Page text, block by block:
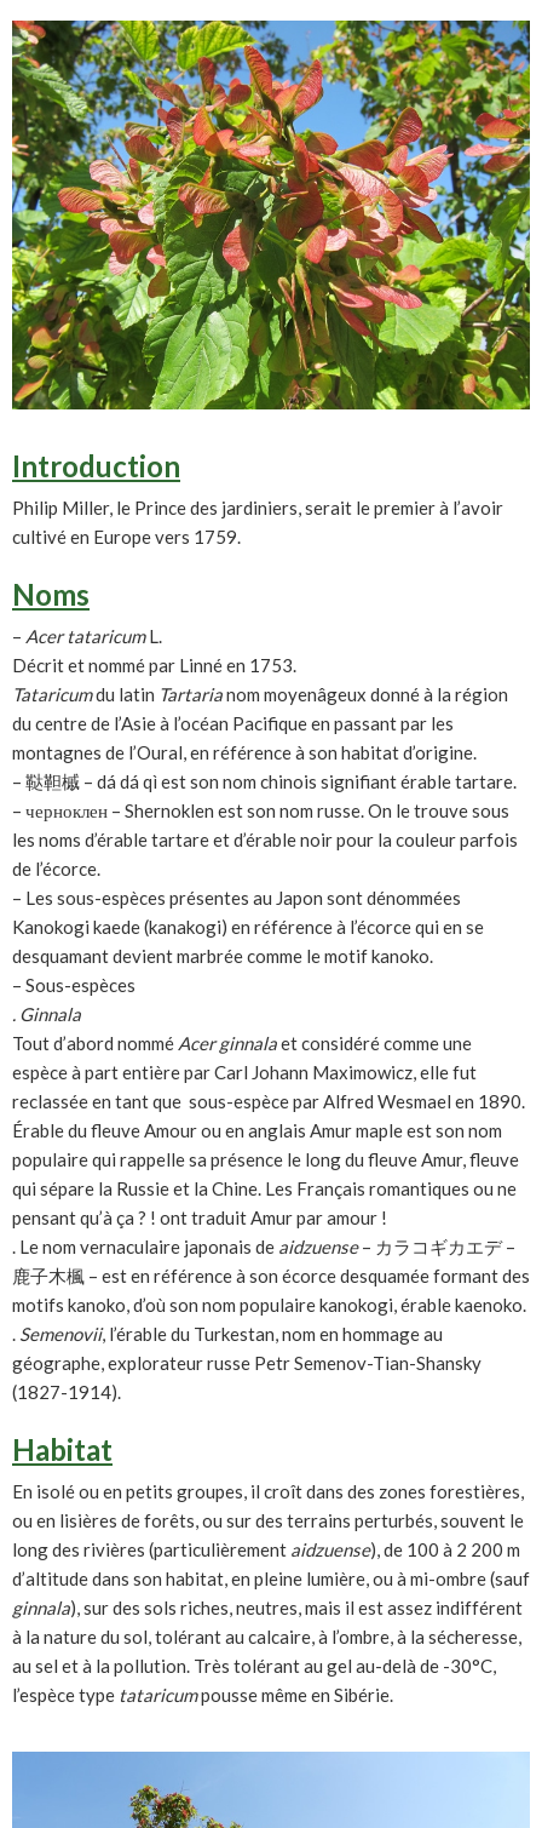
Introduction
Philip Miller, le Prince des jardiniers, serait le premier à l’avoir
cultivé en Europe vers 1759.
Noms
– Acer tataricumL.
Décrit et nommé par Linné en 1753.
Tataricumdu latin Tartarianom moyenâgeux donné à la région
du centre de l’Asie à l’océan Pacifique en passant par les
montagnes de l’Oural, en référence à son habitat d’origine.
– 鞑靼槭 – dá dá qì est son nom chinois signifiant érable tartare.
– черноклен – Shernoklen est son nom russe. On le trouve sous
les noms d’érable tartare et d’érable noir pour la couleur parfois
de l’écorce.
– Les sous-espèces présentes au Japon sont dénommées
Kanokogi kaede (kanakogi) en référence à l’écorce qui en se
desquamant devient marbrée comme le motif kanoko.
– Sous-espèces
. Ginnala
Tout d’abord nommé Acer ginnalaet considéré comme une
espèce à part entière par Carl Johann Maximowicz, elle fut
reclassée en tant que sous-espèce par Alfred Wesmael en 1890.
Érable du fleuve Amour ou en anglais Amur maple est son nom
populaire qui rappelle sa présence le long du fleuve Amur, fleuve
qui sépare la Russie et la Chine. Les Français romantiques ou ne
pensant qu’à ça ? ! ont traduit Amur par amour !
. Le nom vernaculaire japonais de aidzuense– カラコギカエデ –
鹿子木楓 – est en référence à son écorce desquamée formant des
motifs kanoko, d’où son nom populaire kanokogi, érable kaenoko.
. Semenovii, l’érable du Turkestan, nom en hommage au
géographe, explorateur russe Petr Semenov-Tian-Shansky
(1827-1914).
Habitat
En isolé ou en petits groupes, il croît dans des zones forestières,
ou en lisières de forêts, ou sur des terrains perturbés, souvent le
long des rivières (particulièrement aidzuense), de 100 à 2 200 m
d’altitude dans son habitat, en pleine lumière, ou à mi-ombre (sauf
ginnala), sur des sols riches, neutres, mais il est assez indifférent
à la nature du sol, tolérant au calcaire, à l’ombre, à la sécheresse,
au sel et à la pollution. Très tolérant au gel au-delà de -30°C,
l’espèce type tataricumpousse même en Sibérie.